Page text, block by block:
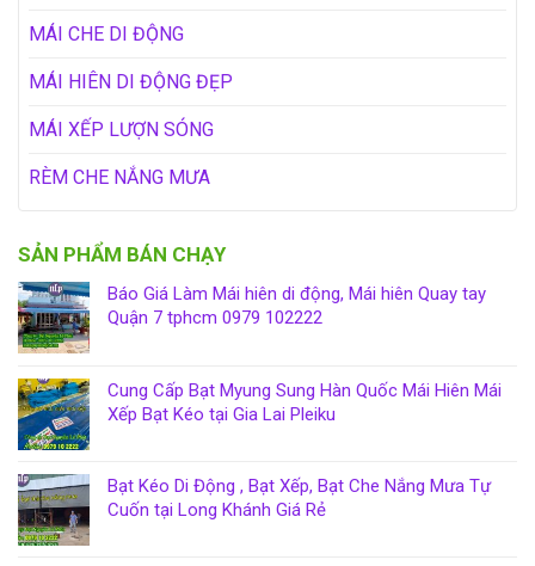
MÁI CHE DI ĐỘNG
MÁI HIÊN DI ĐỘNG ĐẸP
MÁI XẾP LƯỢN SÓNG
RÈM CHE NẮNG MƯA
SẢN PHẨM BÁN CHẠY
Báo Giá Làm Mái hiên di động, Mái hiên Quay tay
Quận 7 tphcm 0979 102222
Cung Cấp Bạt Myung Sung Hàn Quốc Mái Hiên Mái
Xếp Bạt Kéo tại Gia Lai Pleiku
Bạt Kéo Di Động , Bạt Xếp, Bạt Che Nắng Mưa Tự
Cuốn tại Long Khánh Giá Rẻ